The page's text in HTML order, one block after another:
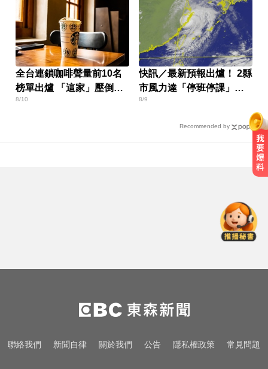
全台連鎖咖啡聲量前10名
榜單出爐 「這家」壓倒性
奪冠
8/10
快訊／最新預報出爐！ 2縣
市風力達「停班停課」標
準
8/9
Recommended by
透明、標準一致
葉門軍方：青年運動恢復攻擊紅海
頻尿又腰痛？醫揭攝護腺癌奪命警
聯絡我們 新聞自律 關於我們 公告 隱私權政策 常見問題